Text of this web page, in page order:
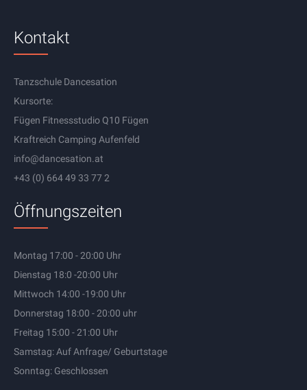
Kontakt
Tanzschule Dancesation
Kursorte:
Fügen Fitnessstudio Q10 Fügen
Kraftreich Camping Aufenfeld
info@dancesation.at
+43 (0) 664 49 33 77 2
Öffnungszeiten
Montag 17:00 - 20:00 Uhr
Dienstag 18:0 -20:00 Uhr
Mittwoch 14:00 -19:00 Uhr
Donnerstag 18:00 - 20:00 uhr
Freitag 15:00 - 21:00 Uhr
Samstag: Auf Anfrage/ Geburtstage
Sonntag: Geschlossen